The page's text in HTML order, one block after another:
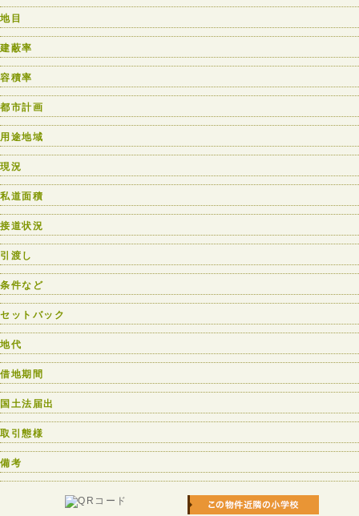
地目
建蔽率
容積率
都市計画
用途地域
現況
私道面積
接道状況
引渡し
条件など
セットバック
地代
借地期間
国土法届出
取引態様
備考